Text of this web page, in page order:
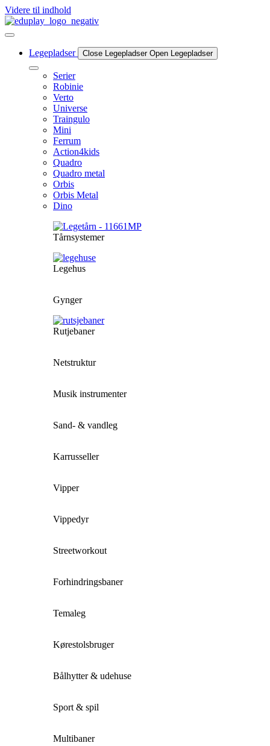
Videre til indhold
Legepladser Close Legepladser Open Legepladser
Serier
Robinie
Verto
Universe
Traingulo
Mini
Ferrum
Action4kids
Quadro
Quadro metal
Orbis
Orbis Metal
Dino
Tårnsystemer
Legehus
Gynger
Rutjebaner
Netstruktur
Musik instrumenter
Sand- & vandleg
Karrusseller
Vipper
Vippedyr
Streetworkout
Forhindringsbaner
Temaleg
Kørestolsbruger
Bålhytter & udehuse
Sport & spil
Multibaner